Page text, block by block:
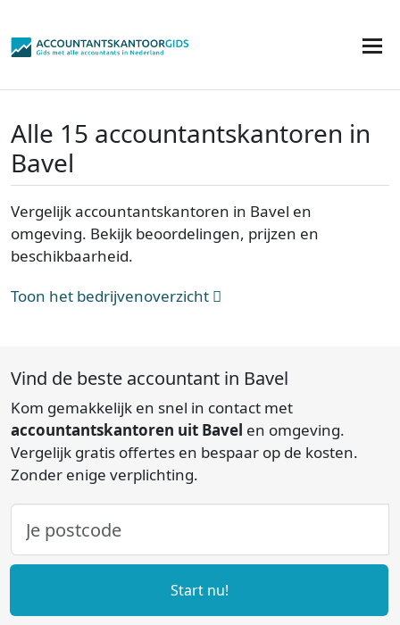
Alle 15 accountantskantoren in
Bavel
Vergelijk accountantskantoren in Bavel en
omgeving. Bekijk beoordelingen, prijzen en
beschikbaarheid.
Toon het bedrijvenoverzicht
Vind de beste accountant in Bavel
Kom gemakkelijk en snel in contact met
accountantskantoren uit Bavel en omgeving.
Vergelijk gratis offertes en bespaar op de kosten.
Zonder enige verplichting.
Start nu!